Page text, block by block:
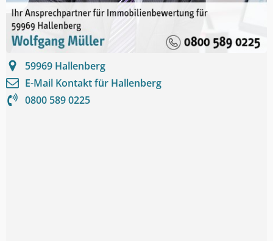
59969 Hallenberg
E-Mail Kontakt für Hallenberg
0800 589 0225